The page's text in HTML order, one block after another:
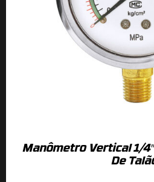
Manômetro Vertical 1/
De